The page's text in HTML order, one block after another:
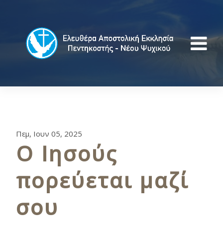
Πεμ, Ιουν 05, 2025
Ο Ιησούς
πορεύεται μαζί
σου